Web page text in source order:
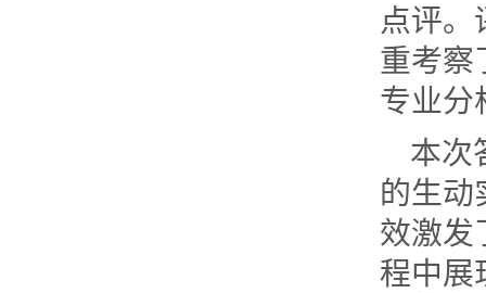
点评。
重考察
专业分
本次
的生动
效激发
程中展